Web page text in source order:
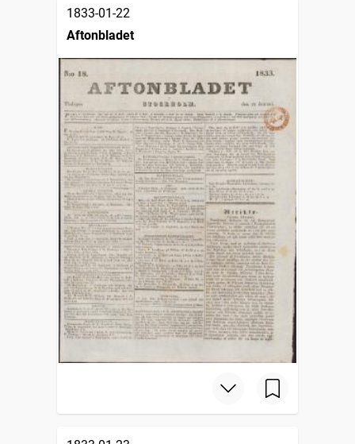
1833-01-22
Aftonbladet